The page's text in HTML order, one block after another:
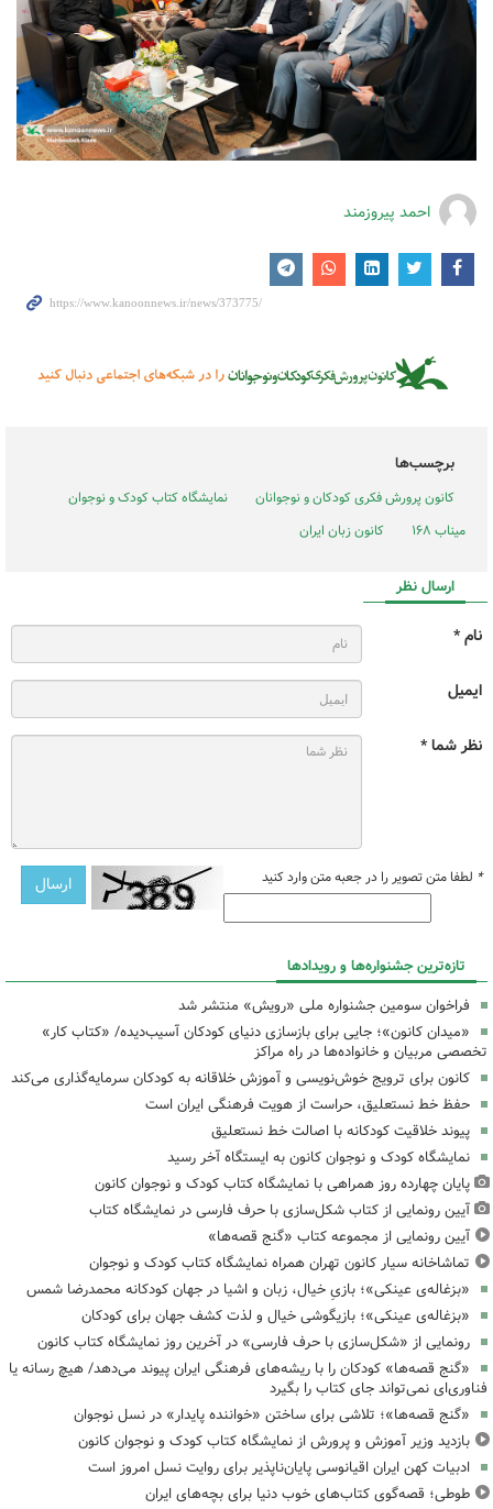
احمد پیروزمند
برچسب‌ها
کانون پرورش فکری کودکان و نوجوانان
نمایشگاه کتاب کودک و نوجوان
میناب ۱۶۸
کانون زبان ایران
ارسال نظر
نام *
ایمیل
نظر شما *
* لطفا متن تصویر را در جعبه متن وارد کنید
تازه‌ترین جشنواره‌ها و رویدادها
فراخوان سومین جشنواره ملی «رویش» منتشر شد
«میدان کانون»؛ جایی برای بازسازی دنیای کودکان آسیب‌دیده/ «کتاب کار»
تخصصی مربیان و خانواده‌ها در راه مراکز
کانون برای ترویج خوش‌نویسی و آموزش خلاقانه به کودکان سرمایه‌گذاری می‌کند
حفظ خط نستعلیق، حراست از هویت فرهنگی ایران است
پیوند خلاقیت کودکانه با اصالت خط نستعلیق
نمایشگاه کودک و نوجوان کانون به ایستگاه آخر رسید
پایان چهارده روز همراهی با نمایشگاه کتاب کودک و نوجوان کانون
آیین رونمایی از کتاب شکل‌سازی با حرف فارسی در نمایشگاه کتاب
آیین رونمایی از مجموعه کتاب «گنج قصه‌ها»
تماشاخانه سیار کانون تهران همراه نمایشگاه کتاب کودک و نوجوان
«بزغاله‌ی عینکی»؛ بازیِ خیال، زبان و اشیا در جهان کودکانه محمدرضا شمس
«بزغاله‌ی عینکی»؛ بازیگوشی خیال و لذت کشف جهان برای کودکان
رونمایی از «شکل‌سازی با حرف فارسی» در آخرین روز نمایشگاه کتاب کانون
«گنج قصه‌ها» کودکان را با ریشه‌های فرهنگی ایران پیوند می‌دهد/ هیچ رسانه یا
فناوری‌ای نمی‌تواند جای کتاب را بگیرد
«گنج قصه‌ها»؛ تلاشی برای ساختن «خواننده پایدار» در نسل نوجوان
بازدید وزیر آموزش و پرورش از نمایشگاه کتاب کودک و نوجوان کانون
ادبیات کهن ایران اقیانوسی پایان‌ناپذیر برای روایت نسل امروز است
طوطی؛ قصه‌گوی کتاب‌های خوب دنیا برای بچه‌های ایران